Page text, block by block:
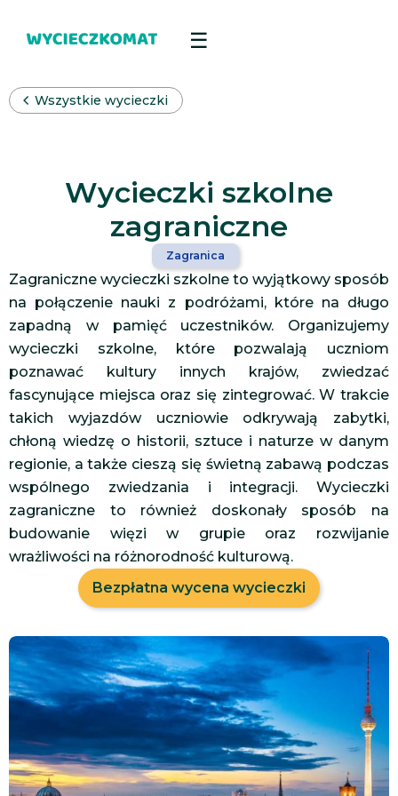
Wszystkie wycieczki
Wycieczki szkolne
zagraniczne
Zagranica
Zagraniczne wycieczki szkolne to wyjątkowy sposób
na połączenie nauki z podróżami, które na długo
zapadną w pamięć uczestników. Organizujemy
wycieczki szkolne, które pozwalają uczniom
poznawać kultury innych krajów, zwiedzać
fascynujące miejsca oraz się zintegrować. W trakcie
takich wyjazdów uczniowie odkrywają zabytki,
chłoną wiedzę o historii, sztuce i naturze w danym
regionie, a także cieszą się świetną zabawą podczas
wspólnego zwiedzania i integracji. Wycieczki
zagraniczne to również doskonały sposób na
budowanie więzi w grupie oraz rozwijanie
wrażliwości na różnorodność kulturową.
Bezpłatna wycena wycieczki